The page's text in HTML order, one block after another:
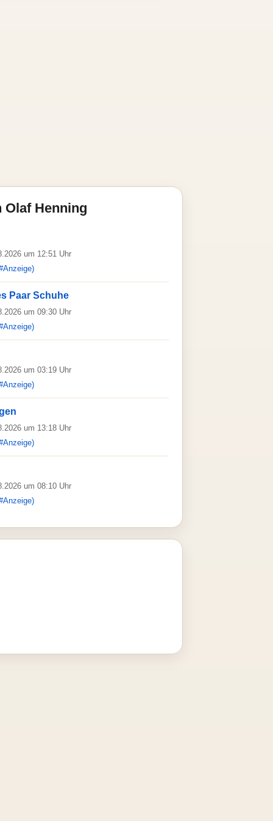
Olaf Henning
um 12:51 Uhr
Paar Schuhe
um 09:30 Uhr
um 03:19 Uhr
um 13:18 Uhr
um 08:10 Uhr